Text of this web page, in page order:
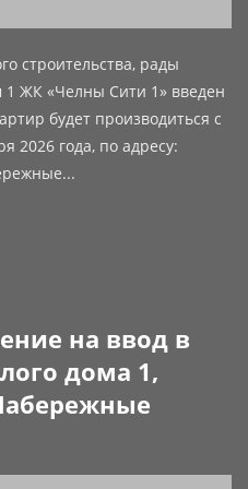
строительства, рады
ЖК «Челны Сити 1» введен
будет производиться с
2026 года, по адресу:
на ввод в
дома 1,